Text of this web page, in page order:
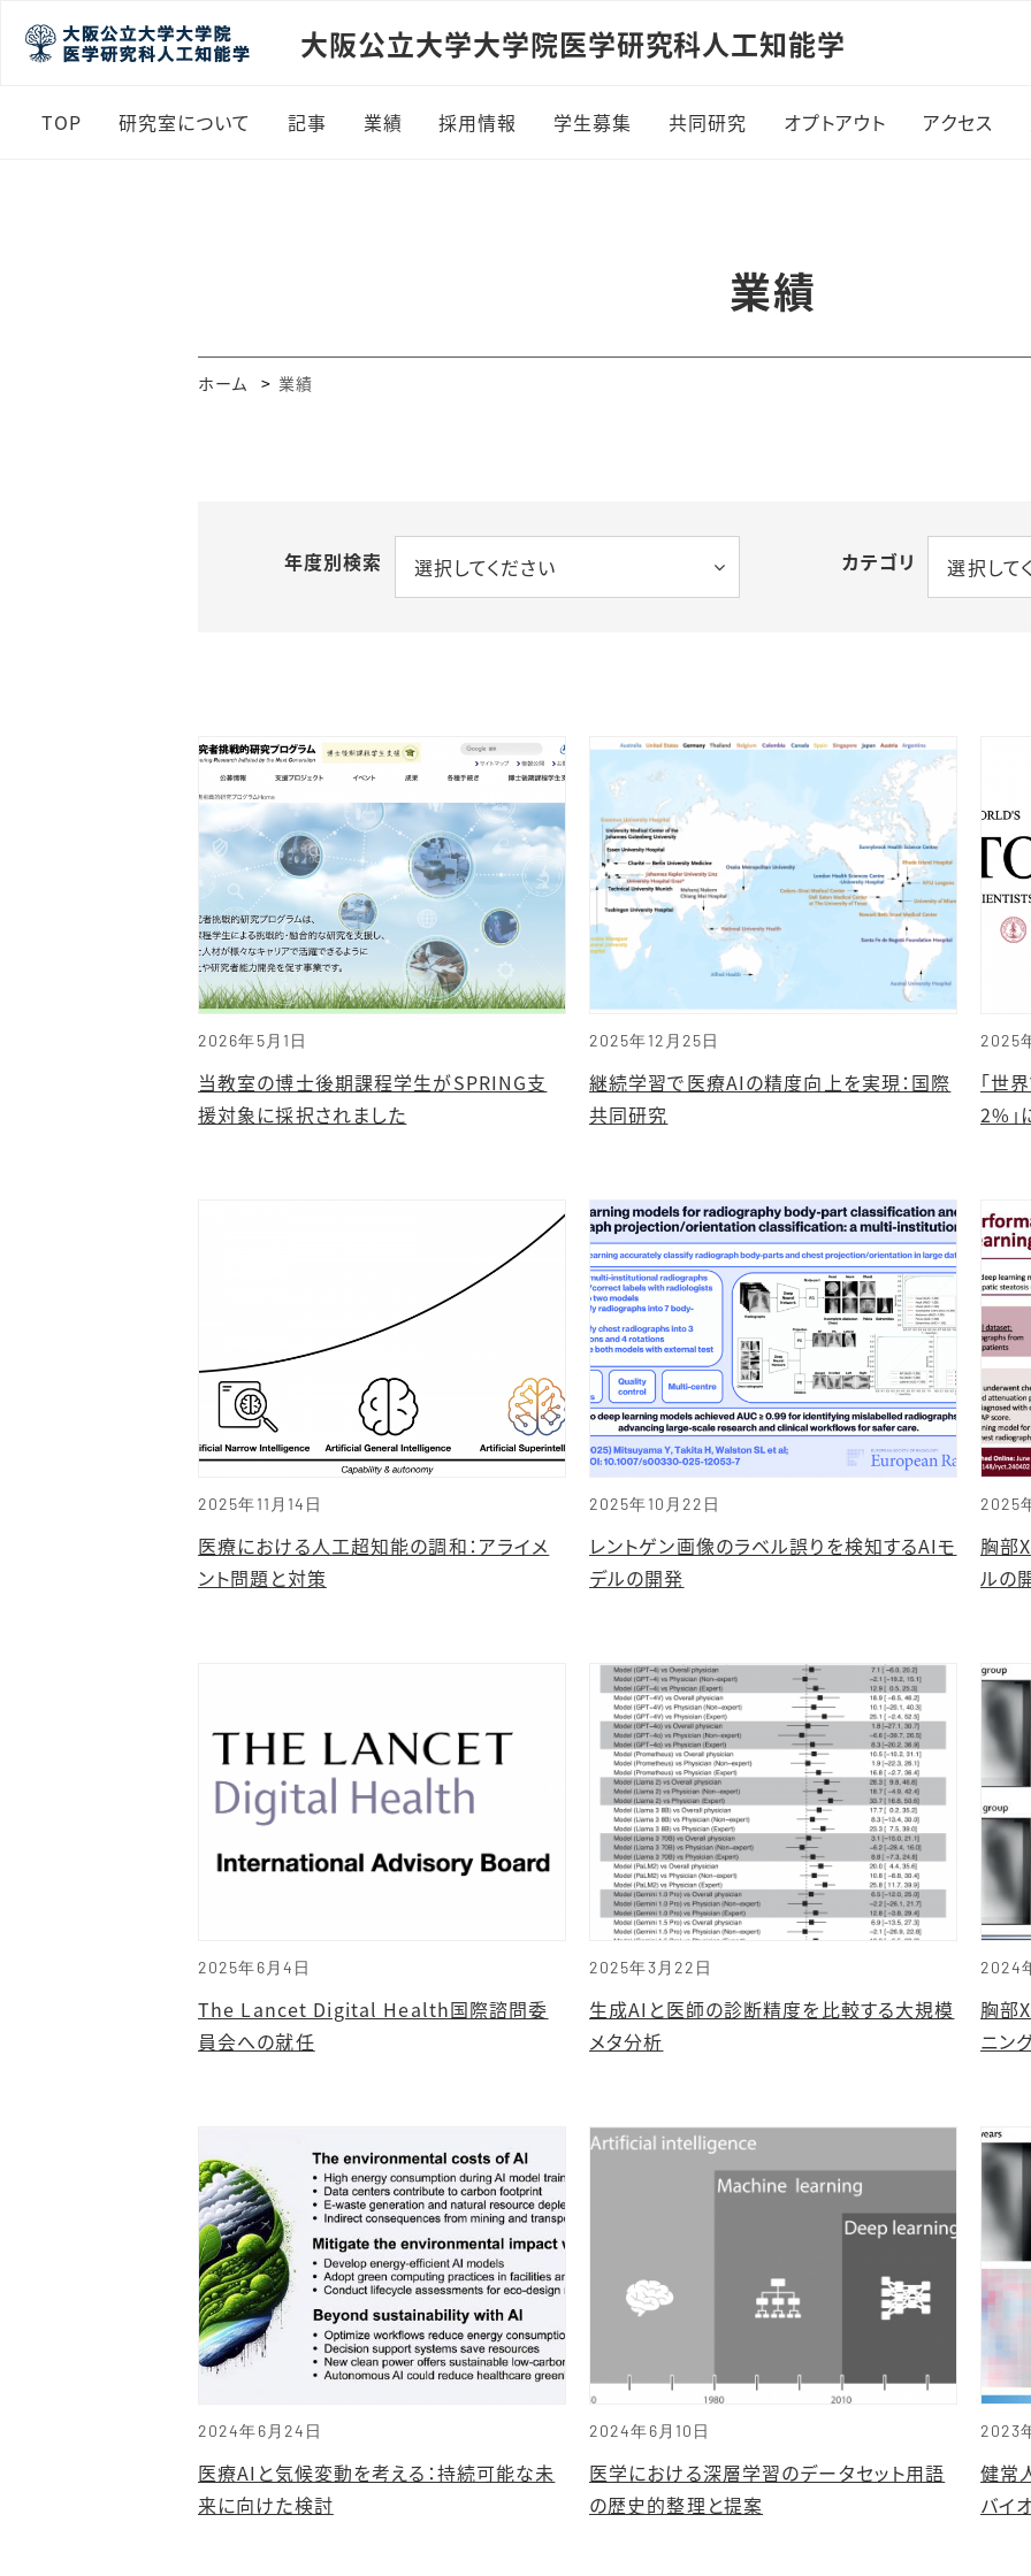
大阪公立大学大学院医学研究科人工知能学
TOP 研究室について 記事 業績 採用情報 学生募集 共同研究 オプトアウト アクセス
業績
ホーム 業績
年度別検索 選択してください カテゴリ 選択して
2026年5月1日
当教室の博士後期課程学生がSPRING支
援対象に採択されました
2025年12月25日
継続学習で医療AIの精度向上を実現：国際
共同研究
2025
「世
2%」
2025年11月14日
医療における人工超知能の調和：アライメ
ント問題と対策
2025年10月22日
レントゲン画像のラベル誤りを検知するAIモ
デルの開発
2025
胸部
ルの
2025年6月4日
The Lancet Digital Health国際諮問委
員会への就任
2025年3月22日
生成AIと医師の診断精度を比較する大規模
メタ分析
2024
胸部
ニン
2024年6月24日
医療AIと気候変動を考える：持続可能な未
来に向けた検討
2024年6月10日
医学における深層学習のデータセット用語
の歴史的整理と提案
2023
健常
バイ